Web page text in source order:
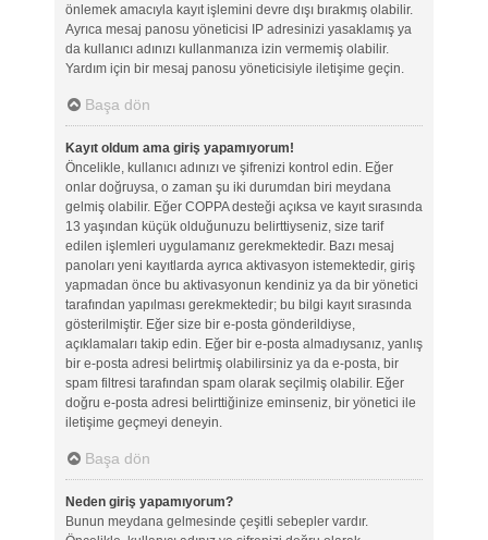
önlemek amacıyla kayıt işlemini devre dışı bırakmış olabilir.
Ayrıca mesaj panosu yöneticisi IP adresinizi yasaklamış ya
da kullanıcı adınızı kullanmanıza izin vermemiş olabilir.
Yardım için bir mesaj panosu yöneticisiyle iletişime geçin.
Başa dön
Kayıt oldum ama giriş yapamıyorum!
Öncelikle, kullanıcı adınızı ve şifrenizi kontrol edin. Eğer
onlar doğruysa, o zaman şu iki durumdan biri meydana
gelmiş olabilir. Eğer COPPA desteği açıksa ve kayıt sırasında
13 yaşından küçük olduğunuzu belirttiyseniz, size tarif
edilen işlemleri uygulamanız gerekmektedir. Bazı mesaj
panoları yeni kayıtlarda ayrıca aktivasyon istemektedir, giriş
yapmadan önce bu aktivasyonun kendiniz ya da bir yönetici
tarafından yapılması gerekmektedir; bu bilgi kayıt sırasında
gösterilmiştir. Eğer size bir e-posta gönderildiyse,
açıklamaları takip edin. Eğer bir e-posta almadıysanız, yanlış
bir e-posta adresi belirtmiş olabilirsiniz ya da e-posta, bir
spam filtresi tarafından spam olarak seçilmiş olabilir. Eğer
doğru e-posta adresi belirttiğinize eminseniz, bir yönetici ile
iletişime geçmeyi deneyin.
Başa dön
Neden giriş yapamıyorum?
Bunun meydana gelmesinde çeşitli sebepler vardır.